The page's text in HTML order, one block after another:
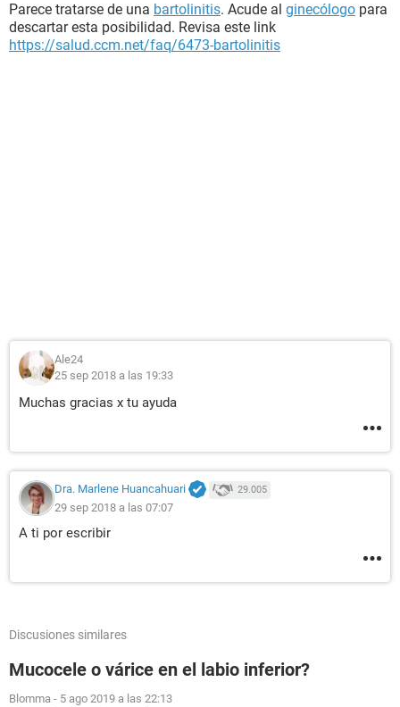
Parece tratarse de una bartolinitis. Acude al ginecólogo para
descartar esta posibilidad. Revisa este link
https://salud.ccm.net/faq/6473-bartolinitis
Ale24
25 sep 2018 a las 19:33
Muchas gracias x tu ayuda
Dra. Marlene Huancahuari 29.005
29 sep 2018 a las 07:07
A ti por escribir
Discusiones similares
Mucocele o várice en el labio inferior?
Blomma - 5 ago 2019 a las 22:13